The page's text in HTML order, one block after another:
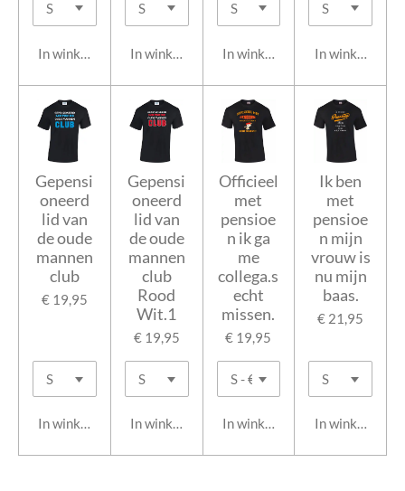
In winkelwagen In winkelwagen In winkelwagen In
Gepensi
oneerd
lid van
de oude
mannen
club
€ 19,95
In winkelwagen
Gepensi
oneerd
lid van
de oude
mannen
club
Rood
Wit.1
€ 19,95
In winkelwagen
Officieel
met
pensioe
n ik ga
me
collega.s
echt
missen.
€ 19,95
In winkelwagen
Ik ben
met
pensioe
n mijn
vrouw is
nu mijn
baas.
€ 21,95
In